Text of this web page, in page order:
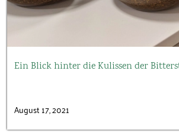
Ein Blick hinter die Kulissen der
August 17, 2021